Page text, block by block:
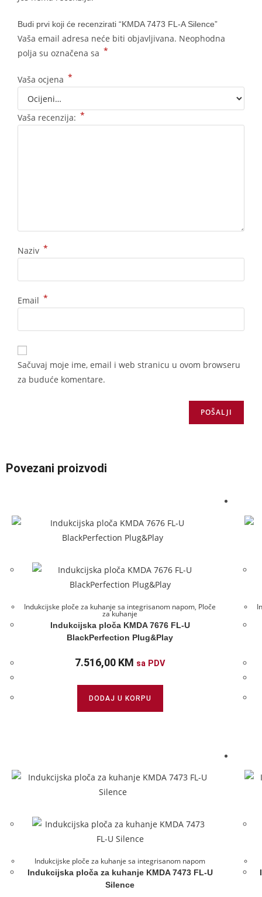
Budi prvi koji će recenzirati “KMDA 7473 FL-A Silence”
Vaša email adresa neće biti objavljivana. Neophodna
polja su označena sa *
Vaša ocjena *
Vaša recenzija: *
Naziv *
Email *
Sačuvaj moje ime, email i web stranicu u ovom browseru
za buduće komentare.
Povezani proizvodi
Indukcijske ploče za kuhanje sa integrisanom napom, Ploče
za kuhanje
Indukcijska ploča KMDA 7676 FL-U
BlackPerfection Plug&Play
7.516,00 KM sa PDV
DODAJ U KORPU
Indukcijske ploče za kuhanje sa integrisanom napom
Indukcijska ploča za kuhanje KMDA 7473 FL-U
Silence